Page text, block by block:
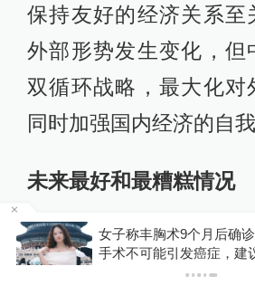
保持友好的经济关系至
外部形势发生变化，但
双循环战略，最大化对
同时加强国内经济的自我
未来最好和最糟糕情况
澎湃新闻：关税战未来
的情况可能是什么？四
女子称丰胸术9个月后确
手术不可能引发癌症，建